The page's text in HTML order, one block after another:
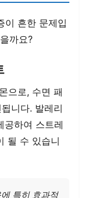
이 흔한 문제입
까요?
으로, 수면 패
니다. 발레리
공하여 스트레
될 수 있습니
특히 효과적